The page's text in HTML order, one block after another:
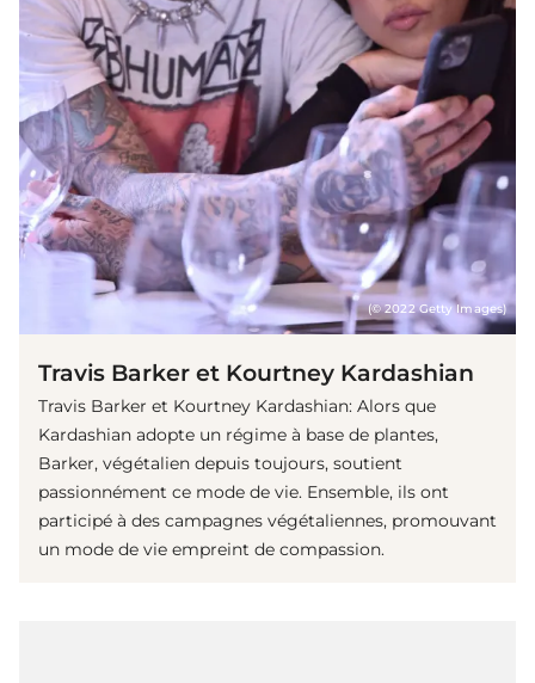
(© 2022 Getty Images)
Travis Barker et Kourtney Kardashian
Travis Barker et Kourtney Kardashian: Alors que
Kardashian adopte un régime à base de plantes,
Barker, végétalien depuis toujours, soutient
passionnément ce mode de vie. Ensemble, ils ont
participé à des campagnes végétaliennes, promouvant
un mode de vie empreint de compassion.